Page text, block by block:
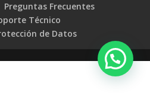
Preguntas Frecuentes
Técnico
de Datos